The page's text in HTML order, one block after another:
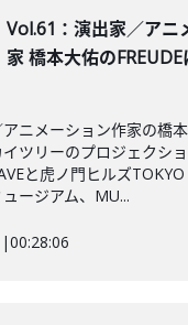
Vol.61：演出家／アニ
家 橋本大佑のFREUDE
ニメーション作家の橋
ツリーのプロジェクシ
と虎ノ門ヒルズ
ージアム、MU...
|00:28:06